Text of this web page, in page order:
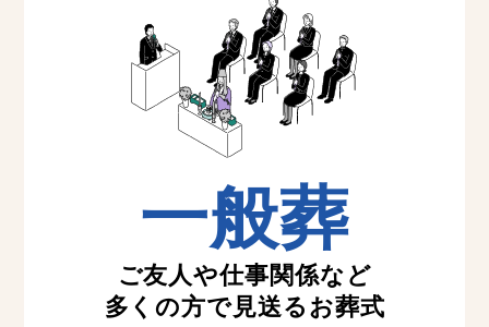
一般葬
ご友人や仕事関係など
多くの方で見送るお葬式